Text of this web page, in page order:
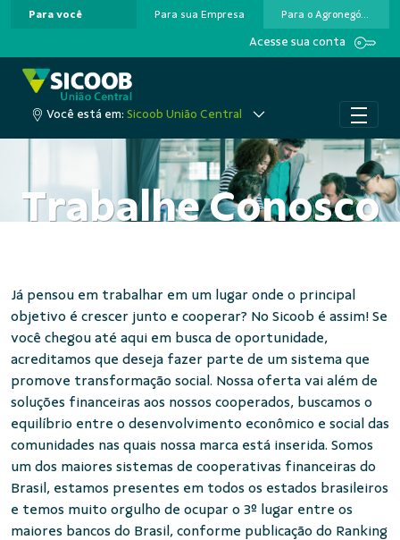
Pular para o Conteúdo principal
Para você Para sua Empresa Para o Agronegócio
Acesse sua conta
Você está em: Sicoob União Central
Trabalhe Conosco
Já pensou em trabalhar em um lugar onde o principal
objetivo é crescer junto e cooperar? No Sicoob é assim! Se
você chegou até aqui em busca de oportunidade,
acreditamos que deseja fazer parte de um sistema que
promove transformação social. Nossa oferta vai além de
soluções financeiras aos nossos cooperados, buscamos o
equilíbrio entre o desenvolvimento econômico e social das
comunidades nas quais nossa marca está inserida. Somos
um dos maiores sistemas de cooperativas financeiras do
Brasil, estamos presentes em todos os estados brasileiros
e temos muito orgulho de ocupar o 3º lugar entre os
maiores bancos do Brasil, conforme publicação do Ranking